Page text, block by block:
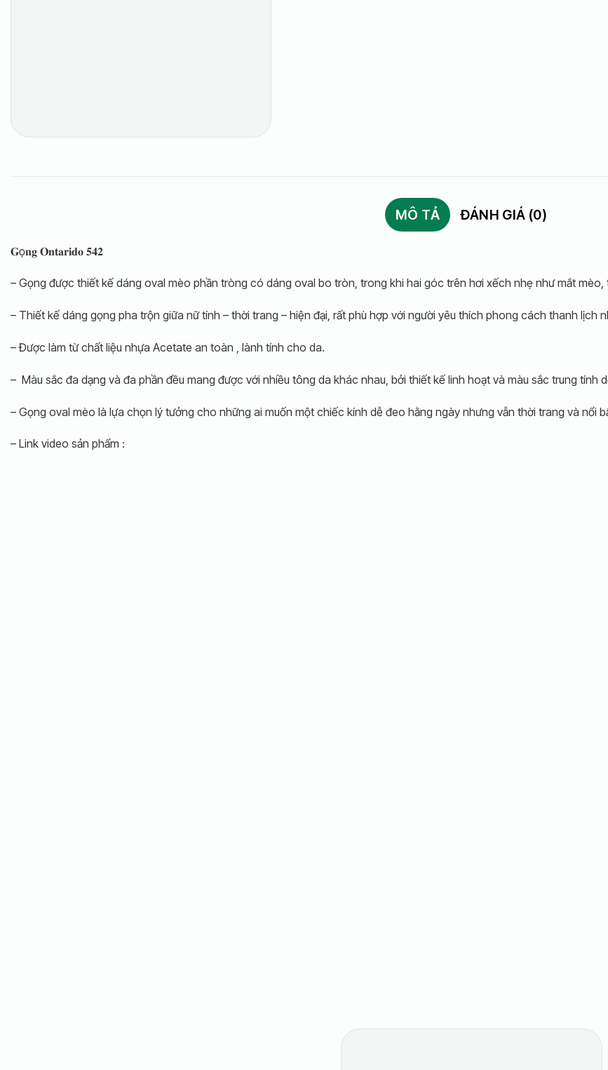
MÔ TẢ ĐÁNH GIÁ (0)
𝐆ọ𝐧𝐠 𝐎𝐧𝐭𝐚𝐫𝐢𝐝𝐨 𝟓𝟒𝟐
– Gọng được thiết kế dáng oval mèo phần tròng có dáng oval bo tròn, trong khi hai góc trên hơi xếch nhẹ như mắt
– Thiết kế dáng gọng pha trộn giữa nữ tính – thời trang – hiện đại, rất phù hợp với người yêu thích phong cách thanh lịch
– Được làm từ chất liệu nhựa Acetate an toàn , lành tính cho da.
– Màu sắc đa dạng và đa phần đều mang được với nhiều tông da khác nhau, bởi thiết kế linh hoạt và màu sắc trung tính
– Gọng oval mèo là lựa chọn lý tưởng cho những ai muốn một chiếc kính dễ đeo hằng ngày nhưng vẫn thời trang và nổi
– Link video sản phẩm :